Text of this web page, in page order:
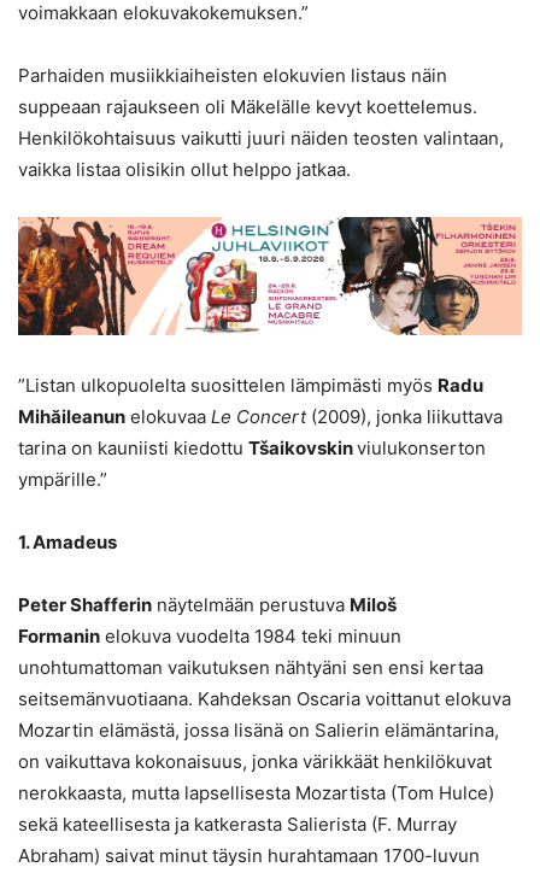
voimakkaan elokuvakokemuksen.”
Parhaiden musiikkiaiheisten elokuvien listaus näin
suppeaan rajaukseen oli Mäkelälle kevyt koettelemus.
Henkilökohtaisuus vaikutti juuri näiden teosten valintaan,
vaikka listaa olisikin ollut helppo jatkaa.
”Listan ulkopuolelta suosittelen lämpimästi myös Radu
Mihăileanun elokuvaa Le Concert(2009), jonka liikuttava
tarina on kauniisti kiedottu Tšaikovskinviulukonserton
ympärille.”
1. Amadeus
Peter Shafferin näytelmään perustuva Miloš
Formanin elokuva vuodelta 1984 teki minuun
unohtumattoman vaikutuksen nähtyäni sen ensi kertaa
seitsemänvuotiaana. Kahdeksan Oscaria voittanut elokuva
Mozartin elämästä, jossa lisänä on Salierin elämäntarina,
on vaikuttava kokonaisuus, jonka värikkäät henkilökuvat
nerokkaasta, mutta lapsellisesta Mozartista (Tom Hulce)
sekä kateellisesta ja katkerasta Salierista (F. Murray
Abraham) saivat minut täysin hurahtamaan 1700-luvun